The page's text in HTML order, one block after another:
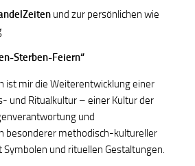
und zur persönlichen wie
Sterben-Feiern“
ist mir die Weiterentwicklung einer
und Ritualkultur – einer Kultur der
und
besonderer methodisch-kultureller
und rituellen Gestaltungen.